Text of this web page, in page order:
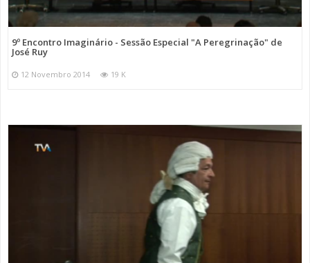
9º Encontro Imaginário - Sessão Especial "A Peregrinação" de
José Ruy
12 Novembro 2014 19 K